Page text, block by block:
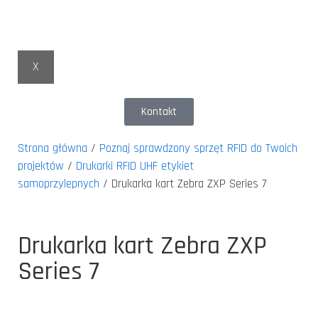
X
Kontakt
Strona główna / Poznaj sprawdzony sprzęt RFID do Twoich
projektów / Drukarki RFID UHF etykiet
samoprzylepnych / Drukarka kart Zebra ZXP Series 7
Drukarka kart Zebra ZXP
Series 7